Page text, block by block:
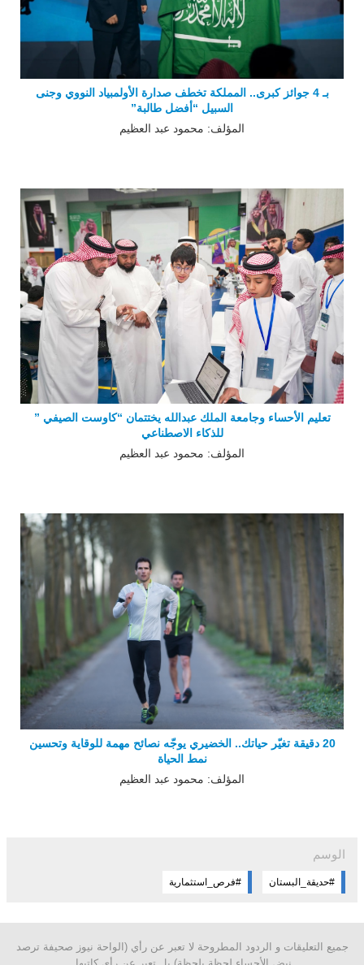
بـ 4 جوائز كبرى.. المملكة تخطف صدارة الأولمبياد النووي وجنى
السبيل “أفضل طالبة”
المؤلف: محمود عبد العظيم
تعليم الأحساء وجامعة الملك عبدالله يختتمان “كاوست الصيفي ”
للذكاء الاصطناعي
المؤلف: محمود عبد العظيم
20 دقيقة تغيّر حياتك.. الخضيري يوجّه نصائح مهمة للوقاية وتحسين
نمط الحياة
المؤلف: محمود عبد العظيم
الوسم
#حديقة_البستان #فرص_استثمارية
جميع التعليقات و الردود المطروحة لا تعبر عن رأي (الواحة نيوز صحيفة ترصد